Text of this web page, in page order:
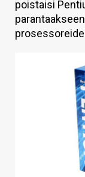
HINTA.FI
KAUPPA
poistaisi